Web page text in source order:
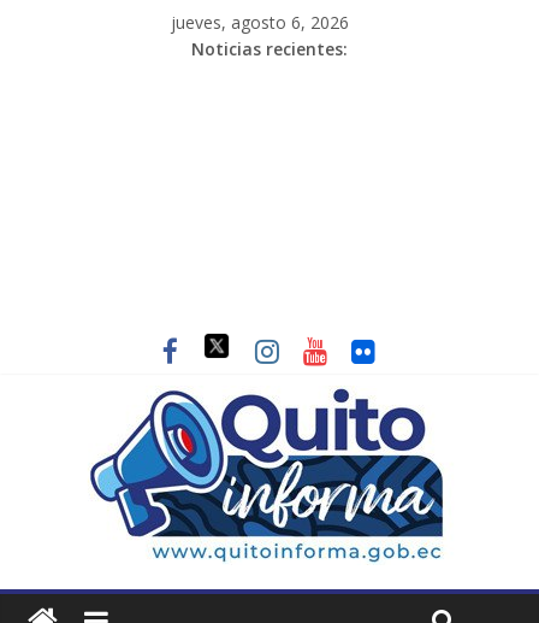
jueves, agosto 6, 2026
Noticias recientes: